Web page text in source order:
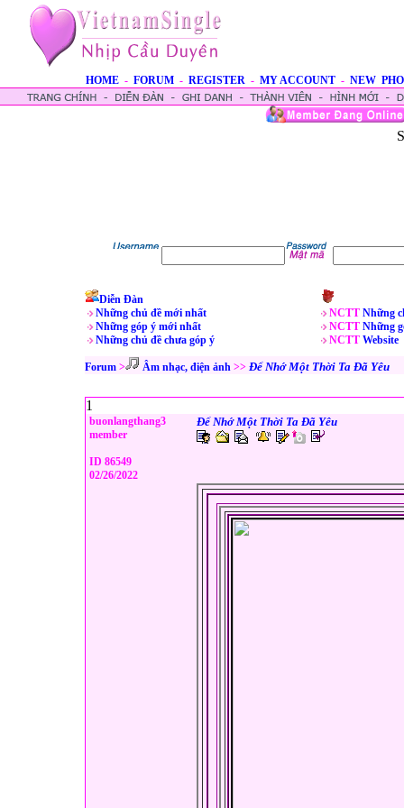
HOME - FORUM - REGISTER - MY ACCOUNT - NEW
Diễn Đàn
Những chủ đề mới nhất
Những góp ý mới nhất
Những chủ đề chưa góp ý
NCTT Những
NCTT Những
NCTT Website
Forum > Âm nhạc, điện ảnh >> Để Nhớ Một Thời Ta Đã Yêu
1
buonlangthang3
member
ID 86549
02/26/2022
Để Nhớ Một Thời Ta Đã Yêu